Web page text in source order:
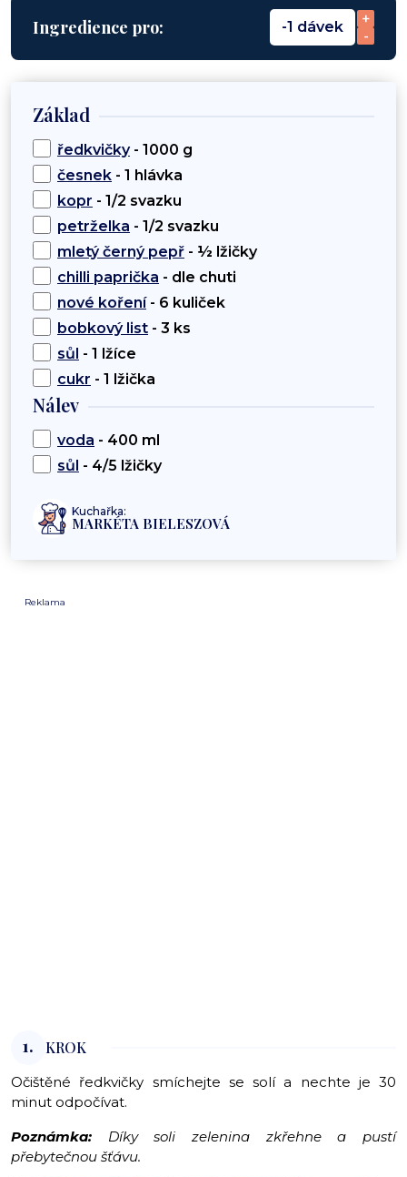
Ingredience pro: -1 dávek
+
-
Základ
ředkvičky- 1000 g
česnek - 1 hlávka
kopr - 1/2 svazku
petrželka - 1/2 svazku
mletý černý pepř - ½ lžičky
chilli paprička - dle chuti
nové koření- 6 kuliček
bobkový list - 3 ks
sůl - 1 lžíce
cukr - 1 lžička
Nálev
voda - 400 ml
sůl - 4/5 lžičky
Kuchařka:
MARKÉTA BIELESZOVÁ
Reklama
1. KROK
Očištěné ředkvičky smíchejte se solí a nechte je 30
minut odpočívat.
Poznámka: Díky soli zelenina zkřehne a pustí
přebytečnou šťávu.